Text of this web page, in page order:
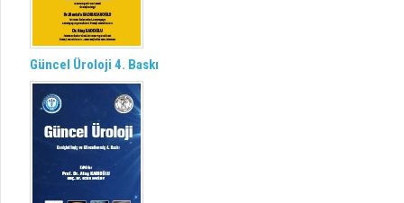
Güncel Üroloji 4. Baskı